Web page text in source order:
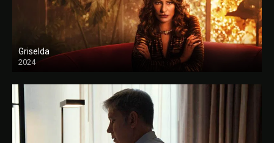
Griselda
2024